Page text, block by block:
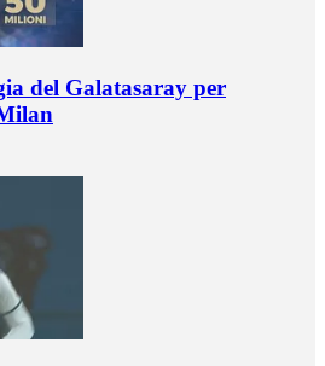
del Galatasaray per